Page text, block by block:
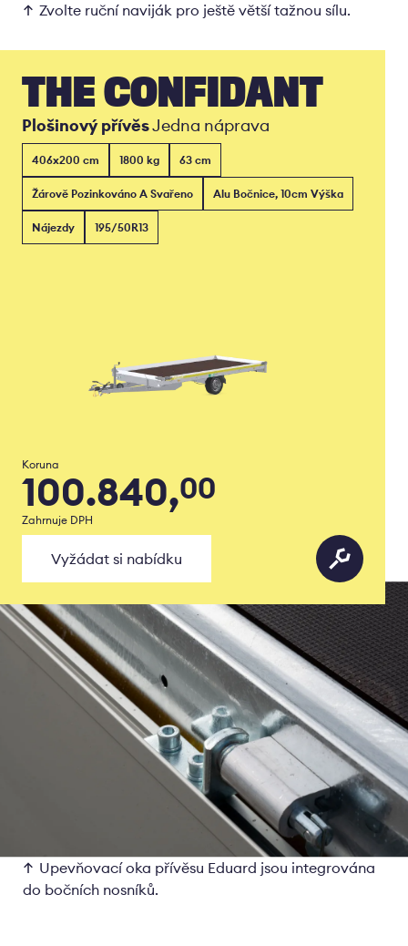
Zvolte ruční naviják pro ještě větší tažnou sílu.
Upevňovací oka přívěsu Eduard jsou integrována
do bočních nosníků.
THE CONFIDANT
Plošinový přívěsJedna náprava
406x200 cm 1800 kg 63 cm
Žárově Pozinkováno A Svařeno Alu Bočnice, 10cm Výška
Nájezdy 195/50R13
Koruna
100.840,00
Zahrnuje DPH
Vyžádat si nabídku